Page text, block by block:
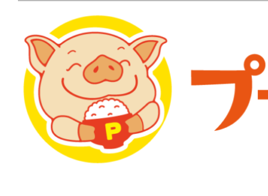
プーさんの満腹日記 |
豊中・箕面)のランチ＆
化してます。